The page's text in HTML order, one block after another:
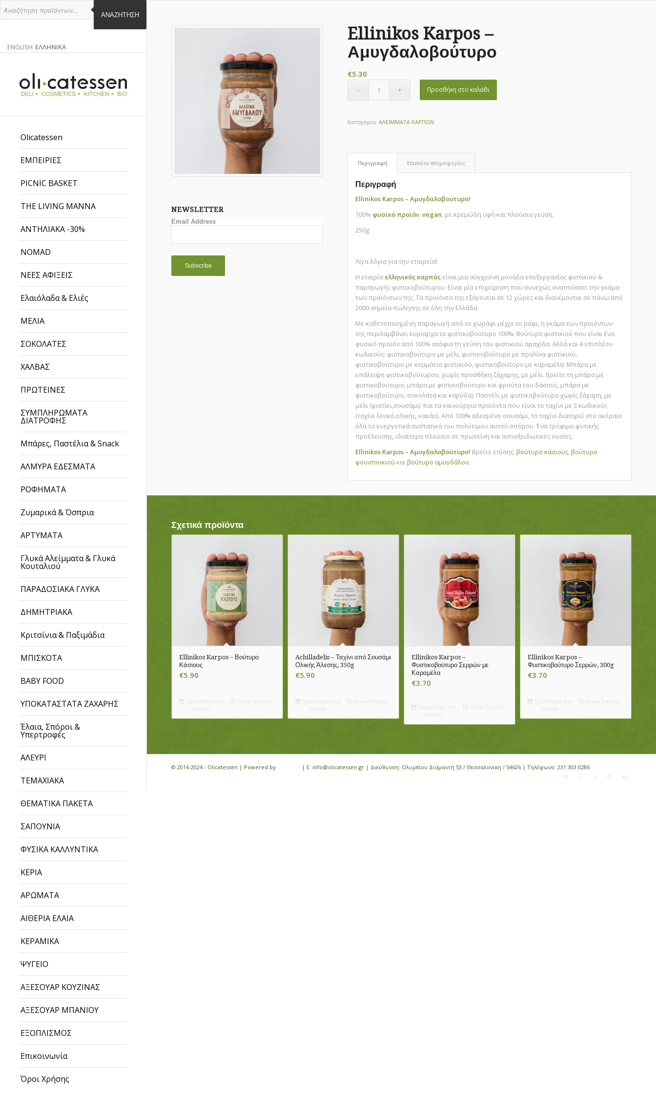
ΑΝΑΖΉΤΗΣΗ
ENGLISH ΕΛΛΗΝΙΚΑ
EL
Olicatessen
ΕΜΠΕΙΡΙΕΣ
PICNIC BASKET
THE LIVING MANNA
ΑΝΤΗΛΙΑΚΑ -30%
NOMAD
ΝΕΕΣ ΑΦΙΞΕΙΣ
Ελαιόλαδα & Ελιές
ΜΕΛΙΑ
ΣΟΚΟΛΑΤΕΣ
ΧΑΛΒΑΣ
ΠΡΩΤΕΙΝΕΣ
ΣΥΜΠΛΗΡΩΜΑΤΑ
ΔΙΑΤΡΟΦΗΣ
Μπάρες, Παστέλια & Snack
ΑΛΜΥΡΑ ΕΔΕΣΜΑΤΑ
ΡΟΦΗΜΑΤΑ
Ζυμαρικά & Όσπρια
ΑΡΤΥΜΑΤΑ
Γλυκά Αλείμματα & Γλυκά
Κουταλιού
ΠΑΡΑΔΟΣΙΑΚΑ ΓΛΥΚΑ
ΔΗΜΗΤΡΙΑΚΑ
Κριτσίνια & Παξιμάδια
ΜΠΙΣΚΟΤΑ
BABY FOOD
ΥΠΟΚΑΤΑΣΤΑΤΑ ΖΑΧΑΡΗΣ
Έλαια, Σπόροι &
Υπερτροφές
ΑΛΕΥΡΙ
ΤΕΜΑΧΙΑΚΑ
ΘΕΜΑΤΙΚΑ ΠΑΚΕΤΑ
ΣΑΠΟΥΝΙΑ
ΦΥΣΙΚΑ ΚΑΛΛΥΝΤΙΚΑ
ΚΕΡΙΑ
ΑΡΩΜΑΤΑ
ΑΙΘΕΡΙΑ ΕΛΑΙΑ
ΚΕΡΑΜΙΚΑ
ΨΥΓΕΙΟ
ΑΞΕΣΟΥΑΡ ΚΟΥΖΙΝΑΣ
ΑΞΕΣΟΥΑΡ ΜΠΑΝΙΟΥ
ΕΞΟΠΛΙΣΜΟΣ
Επικοινωνία
Όροι Χρήσης
NEWSLETTER
Email Address
Ellinikos Karpos –
Αμυγδαλοβούτυρο
€5.30
Προσθήκη στο καλάθι
Κατηγορία:ΑΛΕΙΜΜΑΤΑ ΚΑΡΠΩΝ
Περιγραφή Επιπλέον πληροφορίες
Περιγραφή
Ellinikos Karpos – Αμυγδαλοβούτυρο!
100% φυσικό προϊόν,vegan, με κρεμώδη υφή και πλούσια γεύση.
250g
Λίγα λόγια για την εταιρεία!
Η εταιρία ελληνικóς καρπóς είναι μια σύγχρονη μονάδα επεξεργασίας φιστικιού &
παραγωγής φιστικοβούτυρου. Είναι μία επιχείρηση που συνεχώς αναπτύσσει την γκάμα
των προϊόντων της. Τα προϊόντα της εξάγονται σε 12 χώρες και διανέμονται σε πάνω από
2000 σημεία πώλησης σε όλη την Ελλάδα.
Με καθετοποιημένη παραγωγή από το χωράφι μέχρι το ράφι, η γκάμα των προϊόντων
της περιλαμβάνει κυρίαρχα το φιστικοβούτυρο 100%. Βούτυρο φιστικιού που είναι ένα
φυσικό προϊόν από 100% ατόφια τη γεύση του φιστικιού αραχίδα. Αλλά και 4 επιπλέον
κωδικούς: φιστικοβούτυρο με μέλι, φιστικοβούτυρο με πραλίνα φιστικιού,
φιστικοβούτυρο με κομμάτια φιστικιού, φιστικοβούτυρο με καραμέλα. Μπάρα με
επάλειψη φιστικοβούτυρου, χωρίς προσθήκη ζάχαρης, με μέλι. Βρείτε τη μπάρα με
φιστικοβούτυρο, μπάρα με φιστικοβούτυρο και φρούτα του δάσους, μπάρα με
φιστικοβούτυρο, σοκολάτα και καρύδα). Παστέλι με φιστικοβούτυρο χωρίς ζάχαρη, με
μέλι (φιστίκι,σουσάμι). Και τα καινούργια προϊόντα που είναι το ταχίνι με 3 κωδικούς
(ταχίνι λευκό,ολικής, κακάο). Από 100% αλεσμένο σουσάμι, το ταχίνι διατηρεί στο ακέραιο
όλα τα ευεργετικά συστατικά του πολύτιμου αυτού σπόρου. Ένα τρόφιμο φυτικής
προέλευσης, ιδιαίτερα πλούσιο σε πρωτεΐνη και αντιοξειδωτικές ουσίες.
Ellinikos Karpos – Αμυγδαλοβούτυρο! Βρείτε επίσης:βούτυρο κάσιους,βούτυρο
φουντουκιού καιβούτυρο αμυγδάλου.
Σχετικά προϊόντα
Ellinikos Karpos – Βούτυρο
Κάσιους
€5.90
Achilladelis – Ταχίνι από Σουσάμι
Ολικής Άλεσης, 350g
€5.90
Ellinikos Karpos –
Φυστικοβούτυρο Σερρών με
Καραμέλα
€3.70
Ellinikos Karpos –
Φυστικοβούτυρο Σερρών, 300g
€3.70
© 2016-2024 - Olicatessen | Powered by | E: info@olicatessen.gr | Διεύθυνση: Ολυμπίου Διαμαντή 53 / Θεσσαλονικη / 54626 | Τηλέφωνο: 231 303 0286